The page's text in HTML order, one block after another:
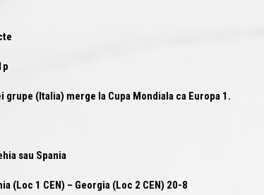
(Italia) merge la Cupa Mondiala ca Europa 1 .
sau Spania
(Loc 1 CEN) – Georgia (Loc 2 CEN) 20-8